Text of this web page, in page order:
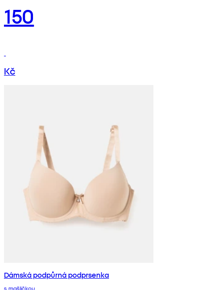
150
Kč
Dámská podpůrná podprsenka
s mašličkou